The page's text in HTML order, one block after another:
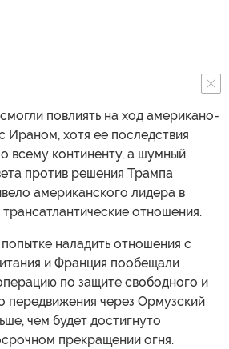
повлиять на ход американо-
Ираном, хотя ее последствия
всему континенту, а шумный
против решения Трампа
американского лидера в
отношения.
наладить отношения с
и Франция пообещали
по защите свободного и
передвижения через Ормузский
чем будет достигнуто
прекращении огня.